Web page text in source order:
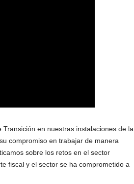
en nuestras instalaciones de la
compromiso en trabajar de manera
sobre los retos en el sector
fiscal y el sector se ha comprometido a